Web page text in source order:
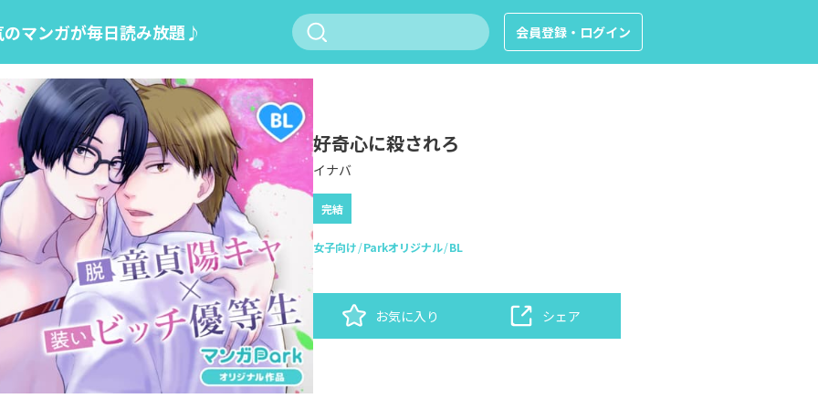
のマンガが毎日読み放題♪ 会員登録・ログイン
好奇心に殺されろ
イナバ
完結
女子向け Parkオリジナル BL
お気に入り シェア